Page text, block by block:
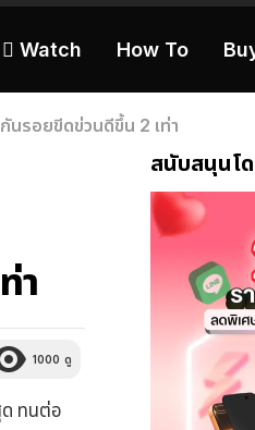
 Watch How To
รอยขีดข่วนดีขึ้น 2 เท่า
า
1000 ดู
ด ทนต่อ
สนับสนุนโ